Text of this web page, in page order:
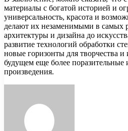
материалы с богатой историей и
универсальность, красота и
делают их незаменимыми в самых
архитектуры и дизайна до
развитие технологий обработки
новые горизонты для творчества
будущем еще более поразительные
произведения.